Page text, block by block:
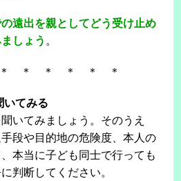
遠出を親としてどう受け止め
しょう 。
＊ ＊ ＊ ＊ ＊
いてみる
いてみましょう。そのうえ
段や目的地の危険度、本人の
本当に子ども同士で行っても
判断してください。